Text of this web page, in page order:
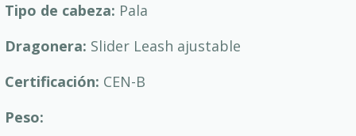
Tipo de cabeza: Pala
Dragonera: Slider Leash ajustable
Certificación: CEN-B
Peso: